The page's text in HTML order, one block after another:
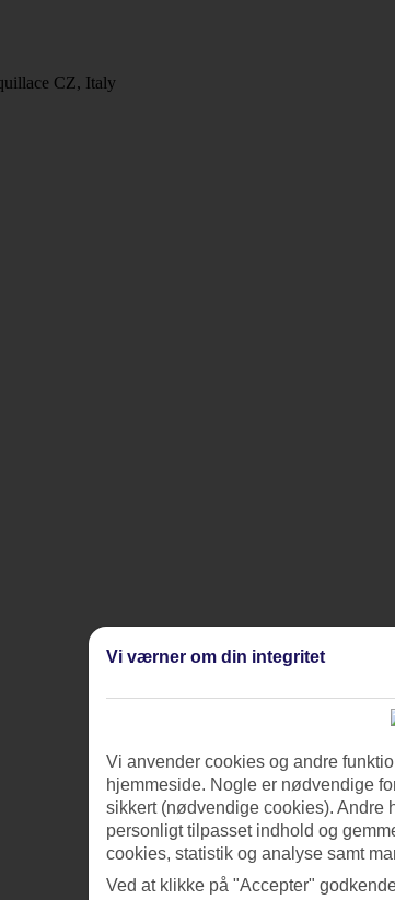
CZ, Italy
Vi værner om din integritet
Vi anvender cookies og andre
hjemmeside. Nogle er nødvendige
sikkert (nødvendige cookies).
personligt tilpasset indhold og
cookies, statistik og analyse samt
Ved at klikke på "Accepter"